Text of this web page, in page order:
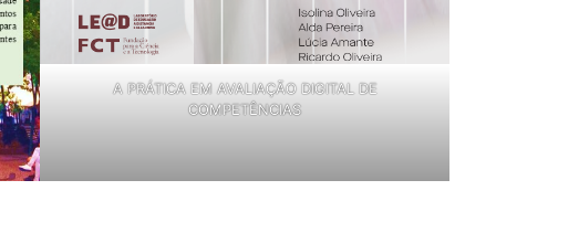
A PRÁTICA EM AVALIAÇÃO DIGITAL DE
COMPETÊNCIAS